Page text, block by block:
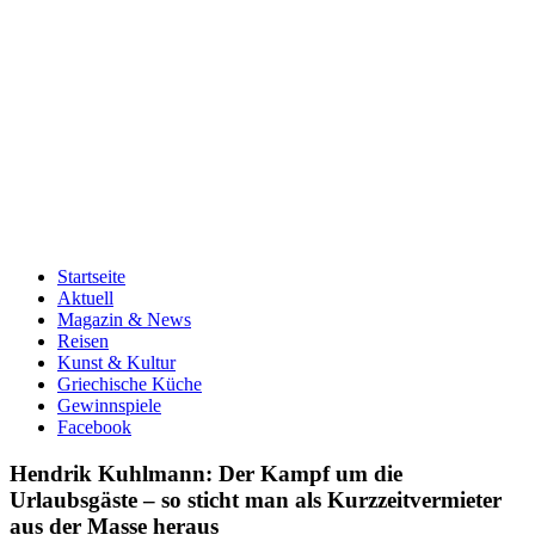
Startseite
Aktuell
Magazin & News
Reisen
Kunst & Kultur
Griechische Küche
Gewinnspiele
Facebook
Hendrik Kuhlmann: Der Kampf um die
Urlaubsgäste – so sticht man als Kurzzeitvermieter
aus der Masse heraus